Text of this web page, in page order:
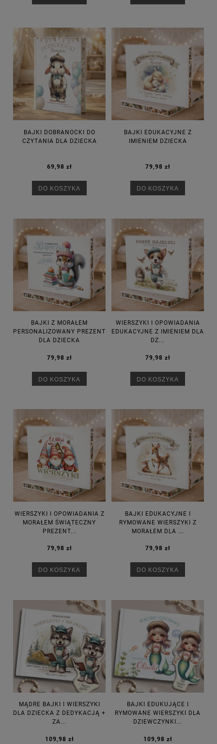
BAJKI DOBRANOCKI DO
CZYTANIA DLA DZIECKA
69,98 zł
DO KOSZYKA
BAJKI EDUKACYJNE Z
IMIENIEM DZIECKA
79,98 zł
DO KOSZYKA
BAJKI Z MORAŁEM
PERSONALIZOWANY PREZENT
DLA DZIECKA
79,98 zł
DO KOSZYKA
WIERSZYKI I OPOWIADANIA
EDUKACYJNE Z IMIENIEM DLA
DZ...
79,98 zł
DO KOSZYKA
WIERSZYKI I OPOWIADANIA Z
MORAŁEM ŚWIĄTECZNY
PREZENT...
79,98 zł
DO KOSZYKA
BAJKI EDUKACYJNE I
RYMOWANE WIERSZYKI Z
MORAŁEM DLA ...
79,98 zł
DO KOSZYKA
MĄDRE BAJKI I WIERSZYKI
DLA DZIECKA Z DEDYKACJĄ +
ZA...
109,98 zł
BAJKI EDUKUJĄCE I
RYMOWANE WIERSZYKI DLA
DZIEWCZYNKI...
109,98 zł